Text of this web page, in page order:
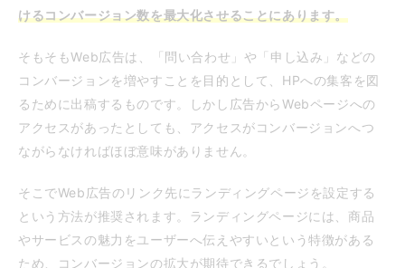
けるコンバージョン数を最大化させることにあります。
そもそもWeb広告は、「問い合わせ」や「申し込み」などの
コンバージョンを増やすことを目的として、HPへの集客を図
るために出稿するものです。しかし広告からWebページへの
アクセスがあったとしても、アクセスがコンバージョンへつ
ながらなければほぼ意味がありません。
そこでWeb広告のリンク先にランディングページを設定する
という方法が推奨されます。ランディングページには、商品
やサービスの魅力をユーザーへ伝えやすいという特徴がある
ため、コンバージョンの拡大が期待できるでしょう。